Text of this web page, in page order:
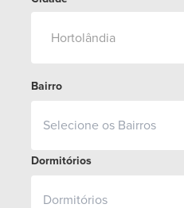
(19)
Bairro
Selecione os Bairros
Dormitórios
Dormitórios